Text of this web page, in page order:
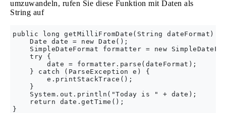
umzuwandeln, rufen Sie diese Funktion mit Daten als
String auf
public long getMilliFromDate(String dateFormat) {
    Date date = new Date();
SimpleDateFormat formatter = new
    try {
        date = formatter.parse(dateFormat);
    } catch (ParseException e) {
        e.printStackTrace();
    }
    System.out.println("Today is " + date);
    return date.getTime();